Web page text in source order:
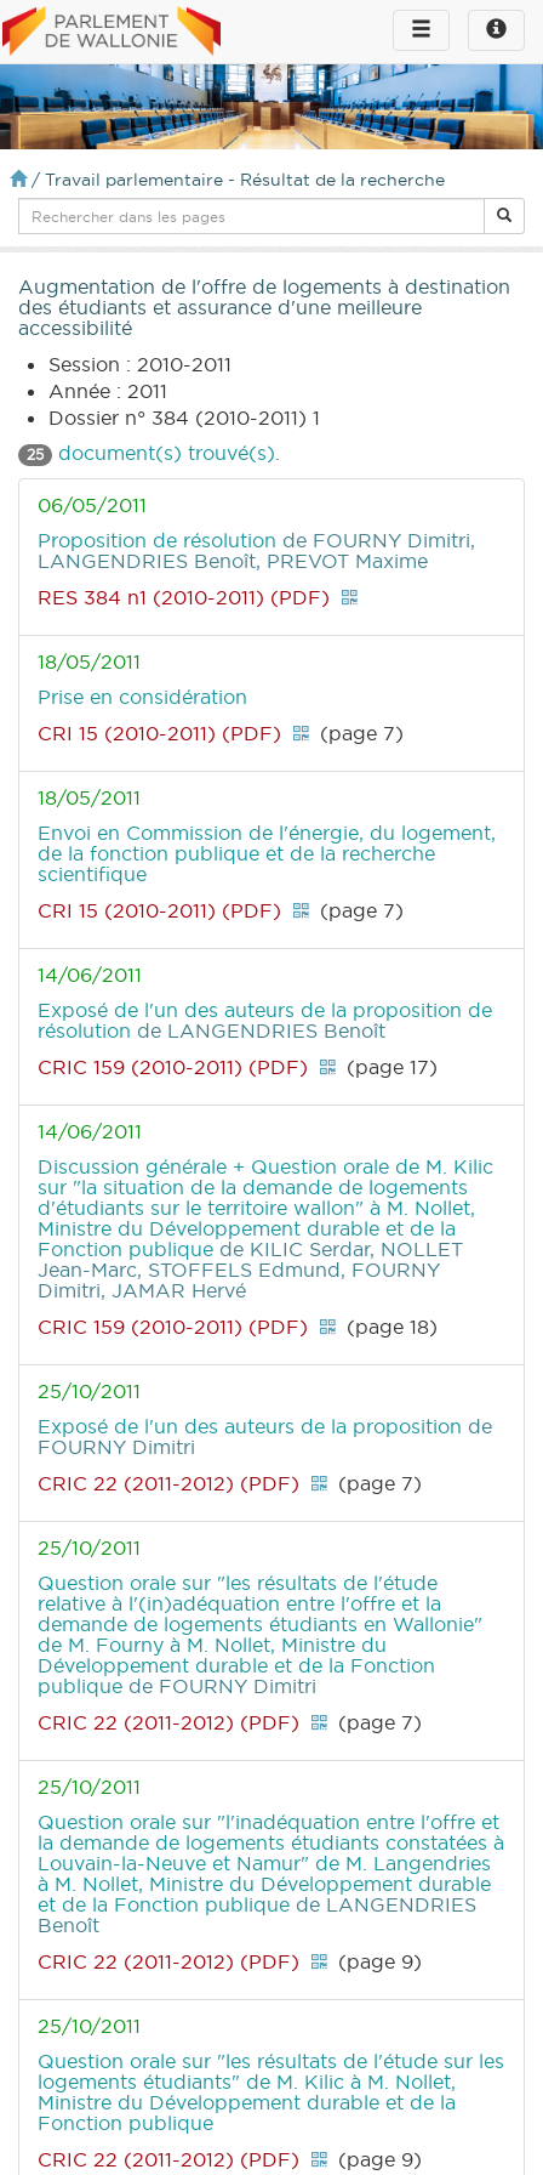
Toggle
infos
Toggle
navigation
/ Travail parlementaire - Résultat de la recherche
Augmentation de l'offre de logements à destination
des étudiants et assurance d'une meilleure
accessibilité
Session : 2010-2011
Année : 2011
Dossier n° 384 (2010-2011) 1
25 document(s) trouvé(s).
06/05/2011
Proposition de résolution de FOURNY Dimitri,
LANGENDRIES Benoît, PREVOT Maxime
RES 384 n1 (2010-2011) (PDF)
18/05/2011
Prise en considération
CRI 15 (2010-2011) (PDF)
(page 7)
18/05/2011
Envoi en Commission de l'énergie, du logement,
de la fonction publique et de la recherche
scientifique
CRI 15 (2010-2011) (PDF)
(page 7)
14/06/2011
Exposé de l'un des auteurs de la proposition de
résolution de LANGENDRIES Benoît
CRIC 159 (2010-2011) (PDF)
(page 17)
14/06/2011
Discussion générale + Question orale de M. Kilic
sur "la situation de la demande de logements
d'étudiants sur le territoire wallon" à M. Nollet,
Ministre du Développement durable et de la
Fonction publique de KILIC Serdar, NOLLET
Jean-Marc, STOFFELS Edmund, FOURNY
Dimitri, JAMAR Hervé
CRIC 159 (2010-2011) (PDF)
(page 18)
25/10/2011
Exposé de l'un des auteurs de la proposition de
FOURNY Dimitri
CRIC 22 (2011-2012) (PDF)
(page 7)
25/10/2011
Question orale sur "les résultats de l'étude
relative à l'(in)adéquation entre l'offre et la
demande de logements étudiants en Wallonie"
de M. Fourny à M. Nollet, Ministre du
Développement durable et de la Fonction
publique de FOURNY Dimitri
CRIC 22 (2011-2012) (PDF)
(page 7)
25/10/2011
Question orale sur "l'inadéquation entre l'offre et
la demande de logements étudiants constatées à
Louvain-la-Neuve et Namur" de M. Langendries
à M. Nollet, Ministre du Développement durable
et de la Fonction publique de LANGENDRIES
Benoît
CRIC 22 (2011-2012) (PDF)
(page 9)
25/10/2011
Question orale sur "les résultats de l'étude sur les
logements étudiants" de M. Kilic à M. Nollet,
Ministre du Développement durable et de la
Fonction publique
CRIC 22 (2011-2012) (PDF)
(page 9)